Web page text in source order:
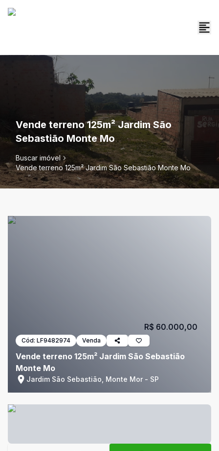
Vende terreno 125m² Jardim São
Sebastião Monte Mo
Buscar imóvel
Vende terreno 125m² Jardim São Sebastião Monte Mo
Cód: LF9482974 Venda
Vende terreno 125m² Jardim São Sebastião
Monte Mo
Jardim São Sebastião, Monte Mor - SP
R$ 60.000,00